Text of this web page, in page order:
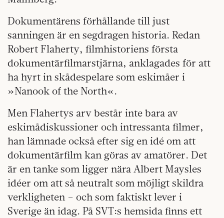
Dokumentärens förhållande till just
sanningen är en segdragen historia. Redan
Robert Flaherty, filmhistoriens första
dokumentärfilmarstjärna, anklagades för att
ha hyrt in skådespelare som eskimåer i
»Nanook of the North«.
Men Flahertys arv består inte bara av
eskimådiskussioner och intressanta filmer,
han lämnade också efter sig en idé om att
dokumentärfilm kan göras av amatörer. Det
är en tanke som ligger nära Albert Maysles
idéer om att så neutralt som möjligt skildra
verkligheten – och som faktiskt lever i
Sverige än idag. På SVT:s hemsida finns ett